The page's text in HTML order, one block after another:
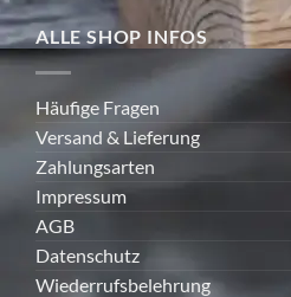
ALLE SHOP INFOS
Häufige Fragen
Versand & Lieferung
Zahlungsarten
Impressum
AGB
Datenschutz
Wiederrufsbelehrung